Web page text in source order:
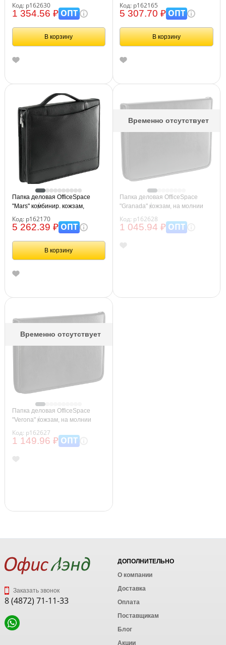
Код: р162630
1 354.56 ₽ОПТ
В корзину
Код: р162165
5 307.70 ₽ОПТ
В корзину
Папка деловая OfficeSpace
"Mars" комбинир. кожзам,
Код: р162170
5 262.39 ₽ОПТ
В корзину
Временно отсутствует
Папка деловая OfficeSpace
"Granada" кожзам, на молнии
Код: р162628
1 045.94 ₽ ОПТ
Временно отсутствует
Папка деловая OfficeSpace
"Verona" кожзам, на молнии
Код: р162627
1 149.96 ₽ ОПТ
Заказать звонок
8 (4872) 71-11-33
ДОПОЛНИТЕЛЬНО
О компании
Доставка
Оплата
Поставщикам
Блог
Акции